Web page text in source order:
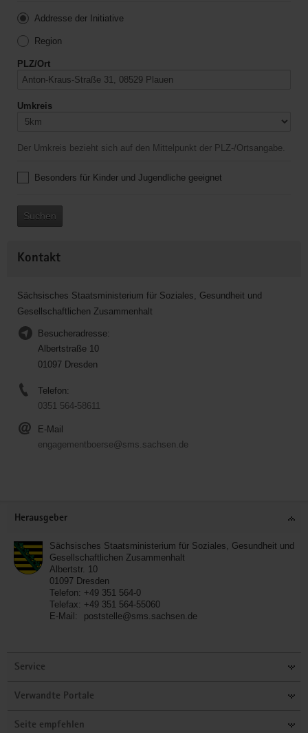
Addresse der Initiative
Region
PLZ/Ort
Umkreis
Der Umkreis bezieht sich auf den Mittelpunkt der PLZ-/Ortsangabe.
Besonders für Kinder und Jugendliche geeignet
Suchen
Kontakt
Sächsisches Staatsministerium für Soziales, Gesundheit und
Gesellschaftlichen Zusammenhalt
Besucheradresse:
Albertstraße 10
01097 Dresden
Telefon:
0351 564-58611
E-Mail
engagementboerse@sms.sachsen.de
Herausgeber
Sächsisches Staatsministerium für Soziales, Gesundheit und
Gesellschaftlichen Zusammenhalt
Albertstr. 10
01097 Dresden
Telefon: +49 351 564-0
Telefax: +49 351 564-55060
E-Mail:
poststelle@sms.sachsen.de
Service
Verwandte Portale
Seite empfehlen